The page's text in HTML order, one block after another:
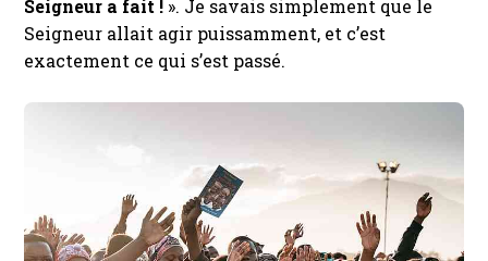
Seigneur a fait ! ». Je savais simplement que le
Seigneur allait agir puissamment, et c’est
exactement ce qui s’est passé.